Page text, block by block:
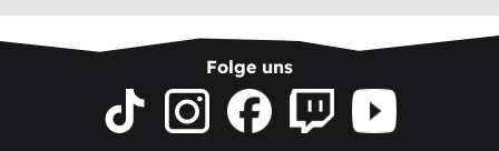
Folge uns